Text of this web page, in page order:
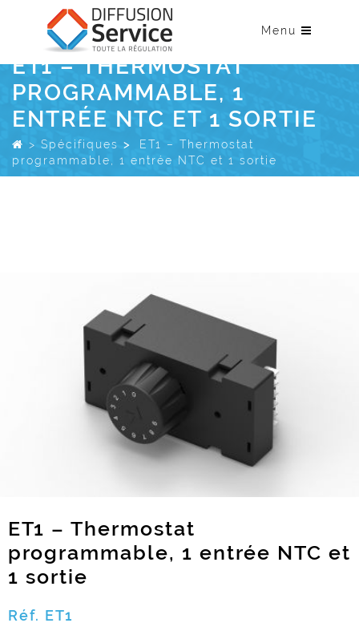
Menu
ET1 – THERMOSTAT
PROGRAMMABLE, 1
ENTRÉE NTC ET 1 SORTIE
> Spécifiques >
ET1 – Thermostat
programmable, 1 entrée NTC et 1 sortie
ET1 – Thermostat
programmable, 1 entrée NTC et
1 sortie
Réf. ET1